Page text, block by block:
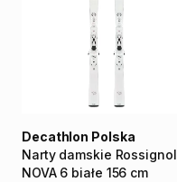
Narty damskie Rossignol
NOVA 6 białe 156 cm
Decathlon Polska